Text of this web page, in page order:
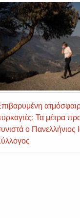
Τα μέτρα
ο Πανελλήνιος